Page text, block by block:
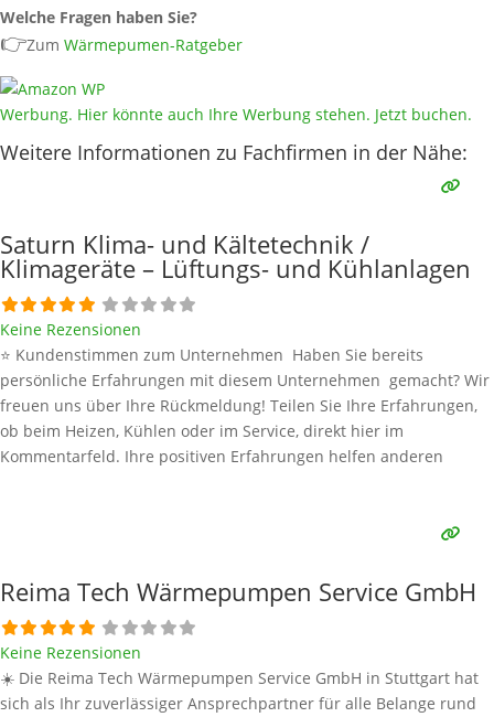
Welche Fragen haben Sie?
👉Zum Wärmepumen-Ratgeber
Werbung. Hier könnte auch Ihre Werbung stehen. Jetzt buchen.
Weitere Informationen zu Fachfirmen in der Nähe:
Saturn Klima- und Kältetechnik /
Klimageräte – Lüftungs- und Kühlanlagen
Keine Rezensionen
⭐ Kundenstimmen zum Unternehmen Haben Sie bereits
persönliche Erfahrungen mit diesem Unternehmen gemacht? Wir
freuen uns über Ihre Rückmeldung! Teilen Sie Ihre Erfahrungen,
ob beim Heizen, Kühlen oder im Service, direkt hier im
Kommentarfeld. Ihre positiven Erfahrungen helfen anderen
Reima Tech Wärmepumpen Service GmbH
Keine Rezensionen
☀️ Die Reima Tech Wärmepumpen Service GmbH in Stuttgart hat
sich als Ihr zuverlässiger Ansprechpartner für alle Belange rund